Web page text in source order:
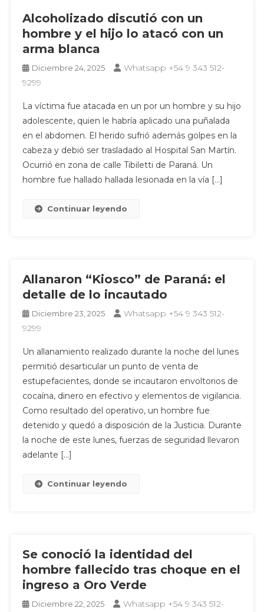
Alcoholizado discutió con un
hombre y el hijo lo atacó con un
arma blanca
Diciembre 24, 2025
Whatsapp +54 9 343 512-
9299
La víctima fue atacada en un por un hombre y su hijo
adolescente, quien le habría aplicado una puñalada
en el abdomen. El herido sufrió además golpes en la
cabeza y debió ser trasladado al Hospital San Martín.
Ocurrió en zona de calle Tibiletti de Paraná. Un
hombre fue hallado hallada lesionada en la vía […]
Continuar leyendo
Allanaron “Kiosco” de Paraná: el
detalle de lo incautado
Diciembre 23, 2025
Whatsapp +54 9 343 512-
9299
Un allanamiento realizado durante la noche del lunes
permitió desarticular un punto de venta de
estupefacientes, donde se incautaron envoltorios de
cocaína, dinero en efectivo y elementos de vigilancia.
Como resultado del operativo, un hombre fue
detenido y quedó a disposición de la Justicia. Durante
la noche de este lunes, fuerzas de seguridad llevaron
adelante […]
Continuar leyendo
Se conoció la identidad del
hombre fallecido tras choque en el
ingreso a Oro Verde
Diciembre 22, 2025
Whatsapp +54 9 343 512-